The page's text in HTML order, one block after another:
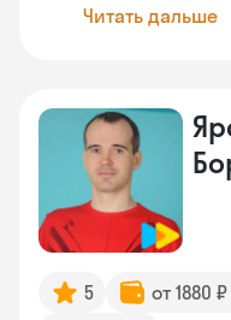
Читать дальше
5 от 1880